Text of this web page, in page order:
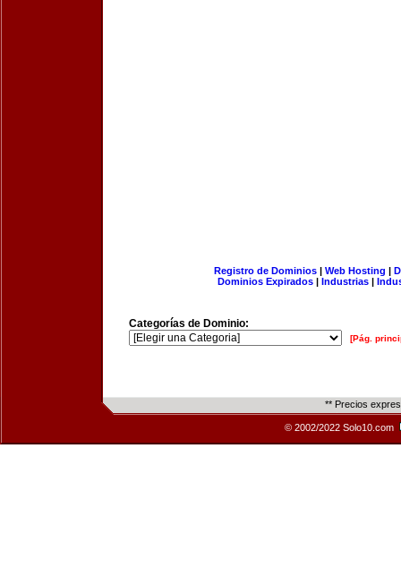
Registro de Dominios| Web Hosting |
Dominios Expirados | Industrias |
Categorías de Dominio:
[Pág.
** Precios
© 2002/2022 Solo10.com